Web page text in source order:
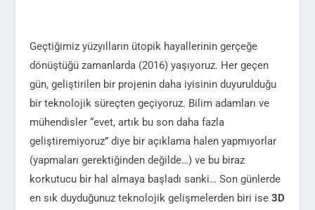
Geçtiğimiz yüzyılların ütopik hayallerinin gerçeğe
dönüştüğü zamanlarda (2016) yaşıyoruz. Her geçen
gün, geliştirilen bir projenin daha iyisinin duyurulduğu
bir teknolojik süreçten geçiyoruz. Bilim adamları ve
mühendisler “evet, artık bu son daha fazla
geliştiremiyoruz” diye bir açıklama halen yapmıyorlar
(yapmaları gerektiğinden değilde…) ve bu biraz
korkutucu bir hal almaya başladı sanki… Son günlerde
en sık duyduğunuz teknolojik gelişmelerden biri ise3D